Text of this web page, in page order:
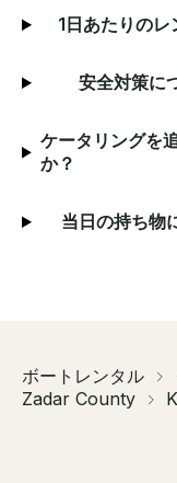
1日あたりの
安全対策に
ケータリングを
か？
当日の持ち物
ボートレンタル
Zadar County